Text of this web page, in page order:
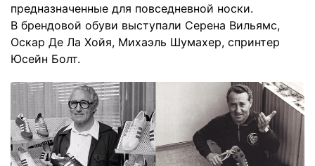
предназначенные для повседневной носки.
В брендовой обуви выступали Серена Вильямс,
Оскар Де Ла Хойя, Михаэль Шумахер, спринтер
Юсейн Болт.